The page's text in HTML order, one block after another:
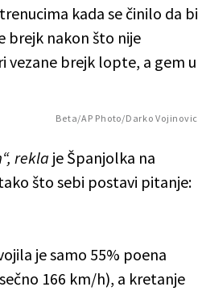
kada se činilo da bi
brejk nakon što nije
vezane brejk lopte, a gem u
Beta/AP Photo/Darko Vojinovic
rekla je Španjolka na
što sebi postavi pitanje:
je samo 55% poena
166 km/h), a kretanje